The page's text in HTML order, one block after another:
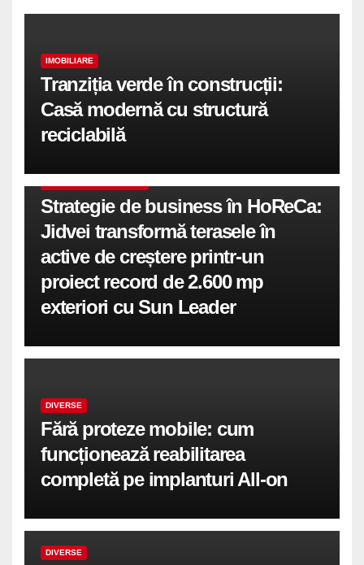
IMOBILIARE
Tranziția verde în construcții:
Casă modernă cu structură
reciclabilă
Strategie de business în HoReCa:
Jidvei transformă terasele în
active de creștere printr-un
proiect record de 2.600 mp
exteriori cu Sun Leader
DIVERSE
Fără proteze mobile: cum
funcționează reabilitarea
completă pe implanturi All-on
DIVERSE